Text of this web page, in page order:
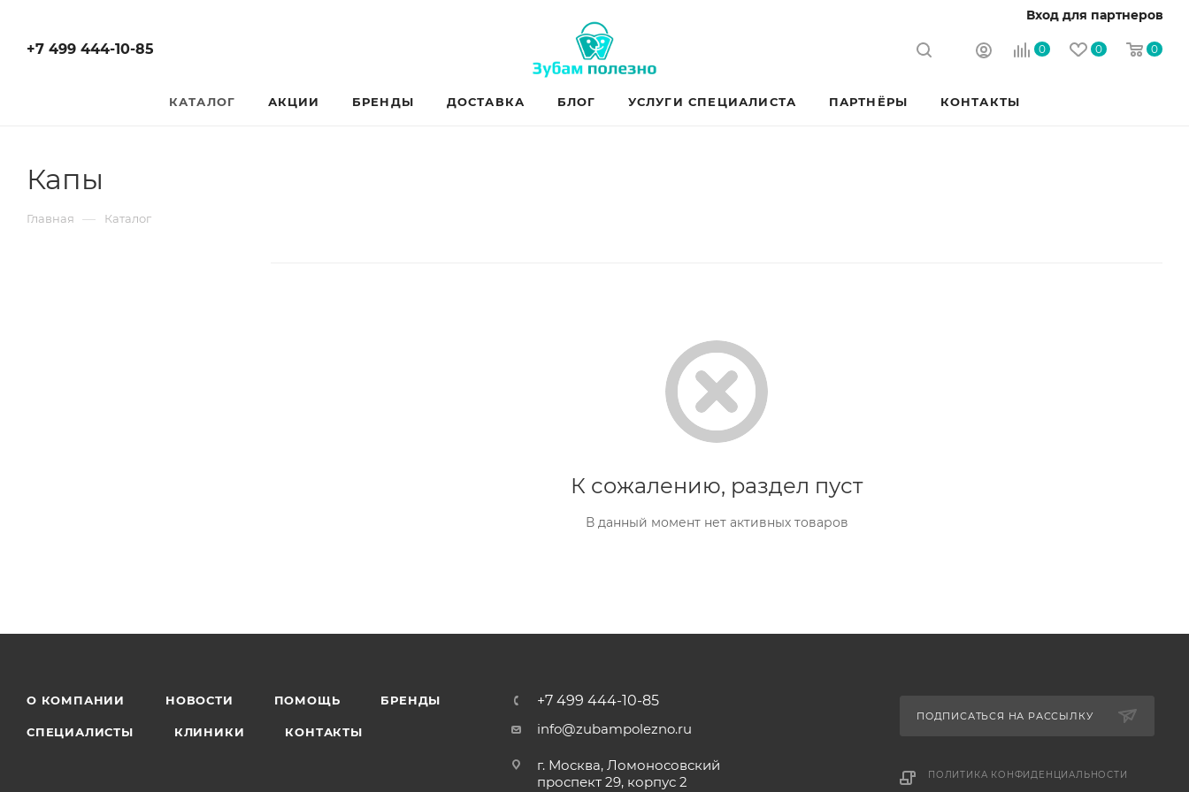
+7 499 444-10-85 0 0 0
Вход для партнеров
КАТАЛОГ АКЦИИ БРЕНДЫ ДОСТАВКА БЛОГ УСЛУГИ СПЕЦИАЛИСТА ПАРТНЁРЫ КОНТАКТЫ
Капы
Главная — Каталог
К сожалению, раздел пуст
В данный момент нет активных товаров
О КОМПАНИИ НОВОСТИ ПОМОЩЬ БРЕНДЫ
СПЕЦИАЛИСТЫ КЛИНИКИ КОНТАКТЫ
+7 499 444-10-85
info@zubampolezno.ru
г. Москва, Ломоносовский
проспект 29, корпус 2
ПОДПИСАТЬСЯ НА РАССЫЛКУ
ПОЛИТИКА КОНФИДЕНЦИАЛЬНОСТИ